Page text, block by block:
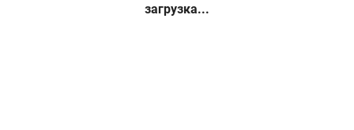
загрузка...